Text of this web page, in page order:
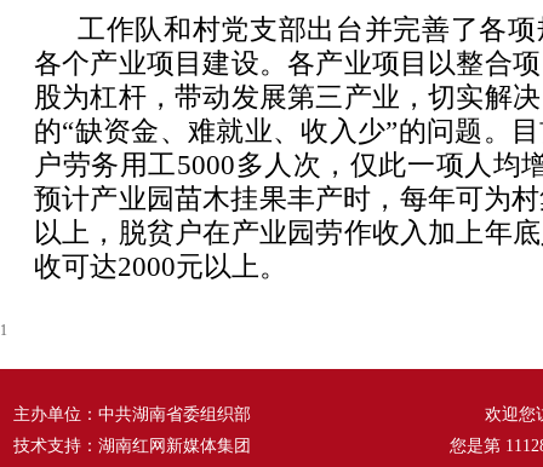
工作队和村党支部出台并完善了各
各个产业项目建设。各产业项目以整合
股为杠杆，带动发展第三产业，切实解
的“缺资金、难就业、收入少”的问题。
户劳务用工5000多人次，仅此一项人均
预计产业园苗木挂果丰产时，每年可为
以上，脱贫户在产业园劳作收入加上年
收可达2000元以上。
1
主办单位：中共湖南省委组织部
技术支持：湖南红网新媒体集团
欢迎您
您是第